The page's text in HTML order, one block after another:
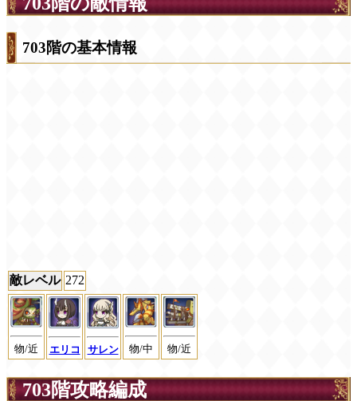
703階の基本情報
敵レベル 272
物/近 エリコ サレン 物/中 物/近
703階攻略編成